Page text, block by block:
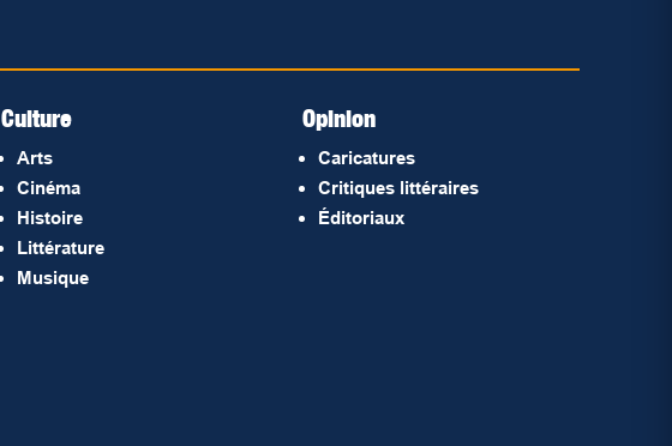
Culture
Arts
Cinéma
Histoire
Littérature
Musique
Opinion
Caricatures
Critiques littéraires
Éditoriaux